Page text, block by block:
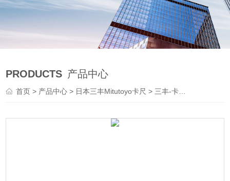
PRODUCTS 产品中心
首页> 产品中心 > 日本三丰Mitutoyo卡尺 >三丰-卡尺